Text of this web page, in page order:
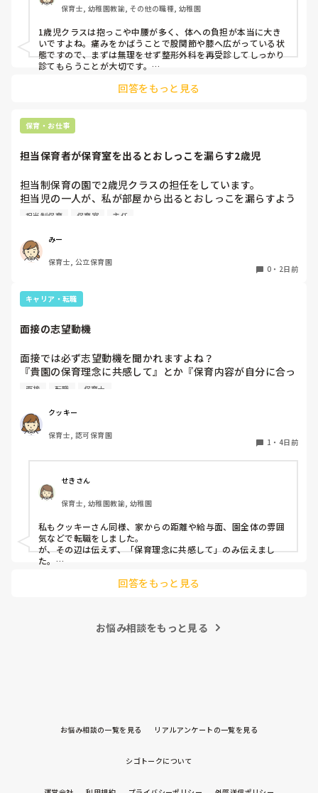
通院して、コルセット、湿布、痛み止め、電気などで１週間
乗り切ったら
週末には、左が痛みだし、これも痛み止めや湿布で抑えて仕
事をしていたら、
床から支えなしに立ち上がりにくくなり、痛みが走ります。
自転車通勤ですが、それも、膝や太ももに痛みが来始めまし
た。
今は８月。
家でもやることはあります。
日常生活すら支障をきたすほどになりました。
椅子に座って作業をすれば？
と、園で言われました。
なので、子ども椅子程度の高さの踏み台に座って、試してみ
ただじっと座っていても、5分も座ればお尻に痛みがきま
す。
この高さの作業だと意外に、
なること多いことに気づきました。
その度にあちらこちらに痛みが来て
立ち上がる時には、膝や太ももが固まり痛みが……
腰痛、膝痛お持ちの方は、どの程度の痛みで働かれているの
でしょうか。
出産等で、幾度か開腹手術をしましたが、翌日には歩けまし
たし…
今回は、今少し治まっている痛みがぶり返したどうしようと
いう思いもあり、ちょっと無理かも…と思い始めています。
まだ急性期ということと、昔、夫が腰を痛めてすぐに整骨院
に行ってより酷くなって帰ってきたことがあり、怖くて行け
保育士, 幼稚園教諭, その他の職種, 幼稚園
1歳児クラスは抱っこや中腰が多く、体への負担が本当に大き
いですよね。痛みをかばうことで股関節や膝へ広がっている状
態ですので、まずは無理をせず整形外科を再受診してしっかり
診てもらうことが大切です。
用したり、抱っこや重い作業は周囲の先生に相談して頼むよう
回答をもっと見る
保育・お仕事
担当保育者が保育室を出るとおしっこを漏らす2歳児
担当制保育の園で2歳児クラスの担任をしています。
担当児の一人が、私が部屋から出るとおしっこを漏らすよう
になりました。
4月から私への執着が強かったのですが、特に寝かしつけの
時に私がそばに行かないと繰り返し大きい声で呼んだり私が
寝かしつけしている子にちょっかいを出したり、何回もトイ
もしばしば…
パンツで寝れる子が増えてきて、寝かしつけの時にトイレに
うとするとその子も行きたがります。
ので、その子には待っててねといい外に出ていました。今日
はそれで2回漏らしています。
2回目は私は見ていないのですが、かなり微量だったそう
しているように見えると言われました。
日頃からそのことの関わりはしっかり持てるように意識はし
ていますが…
担当制保育 保育室 主任
みー
保育士, 公立保育園
0 ・ 2日前
キャリア・転職
面接の志望動機
面接では必ず志望動機を聞かれますよね？
『貴園の保育理念に共感して』とか『保育内容が自分に合っ
てると思いました』等々が多いかと思いますが、実際はどう
私自身、園の雰囲気とか園の規模、保育内容は勘案しますが
正直なところ、家から通いやすいか、給与はどうか…という
ところに重きを置いています
皆さんは、志望動機をどのように答えていますか？また、本
音はどうですか？
面接 転職 保育士
クッキー
保育士, 認可保育園
1 ・ 4日前
せきさん
保育士, 幼稚園教諭, 幼稚園
私もクッキーさん同様、家からの距離や給与面、園全体の雰囲
気などで転職をしました。
が、その辺は伝えず、「保育理念に共感して」のみ伝えまし
た。
回答をもっと見る
お悩み相談をもっと見る
お悩み相談の一覧を見る リアルアンケートの一覧を見る
シゴトークについて